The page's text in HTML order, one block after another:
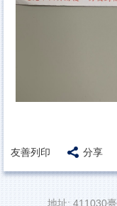
友善列印 分享
地址: 411030